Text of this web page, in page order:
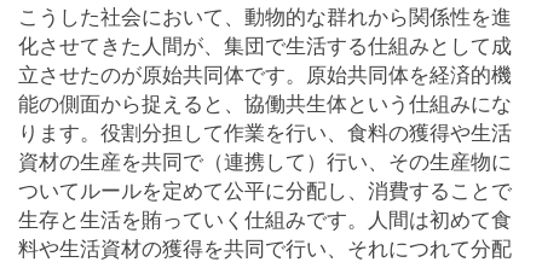
こうした社会において、動物的な群れから関係性を進
化させてきた人間が、集団で生活する仕組みとして成
立させたのが原始共同体です。原始共同体を経済的機
能の側面から捉えると、協働共生体という仕組みにな
ります。役割分担して作業を行い、食料の獲得や生活
資材の生産を共同で（連携して）行い、その生産物に
ついてルールを定めて公平に分配し、消費することで
生存と生活を賄っていく仕組みです。人間は初めて食
料や生活資材の獲得を共同で行い、それにつれて分配